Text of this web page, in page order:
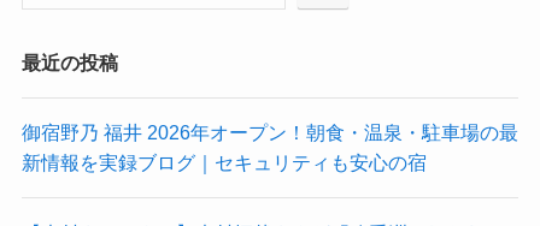
最近の投稿
御宿野乃 福井 2026年オープン！朝食・温泉・駐車場の最
新情報を実録ブログ｜セキュリティも安心の宿